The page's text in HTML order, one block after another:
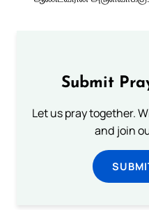
Submit
Let us pray together.
and join